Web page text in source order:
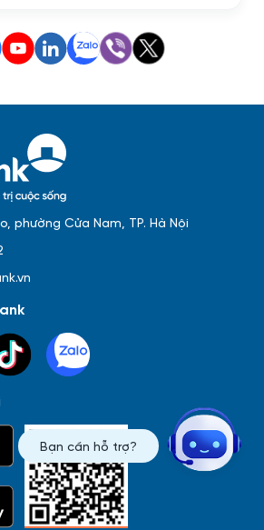
Thông tin giao dịch
Sự kiện
Bạn cần hỗ trợ?
phường Cửa Nam, TP. Hà Nội